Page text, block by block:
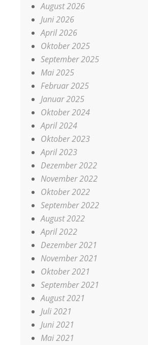
August 2026
Juni 2026
April 2026
Oktober 2025
September 2025
Mai 2025
Februar 2025
Januar 2025
Oktober 2024
April 2024
Oktober 2023
April 2023
Dezember 2022
November 2022
Oktober 2022
September 2022
August 2022
April 2022
Dezember 2021
November 2021
Oktober 2021
September 2021
August 2021
Juli 2021
Juni 2021
Mai 2021